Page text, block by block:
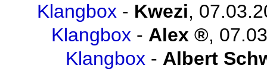
Klangbox - Kwezi,
Klangbox - Alex ,
Klangbox - Albert